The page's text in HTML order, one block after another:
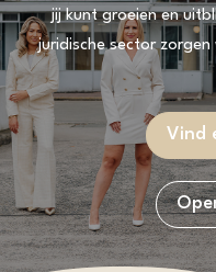
jij kunt groeien en
juridische sector
Vind